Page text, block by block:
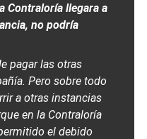
Contraloría llegara a
no podría
pagar las otras
Pero sobre todo
a otras instancias
en la Contraloría
el debido